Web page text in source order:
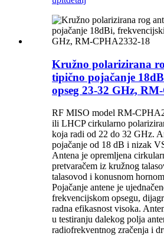
Kružno polarizirana
tipično pojačanje
opseg 23-32 GHz,
RF MISO model RM-
ili LHCP cirkularno
koja radi od 22 do 32 GHz.
pojačanje od 18 dB i nizak
Antena je opremljena
pretvaračem iz kružnog
talasovod i konusnom
Pojačanje antene je
frekvencijskom opsegu,
radna efikasnost visoka.
u testiranju dalekog polja
radiofrekventnog zračenja i